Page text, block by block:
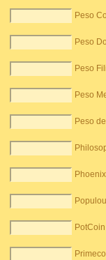
Peso
Peso
Peso
Peso
Peso